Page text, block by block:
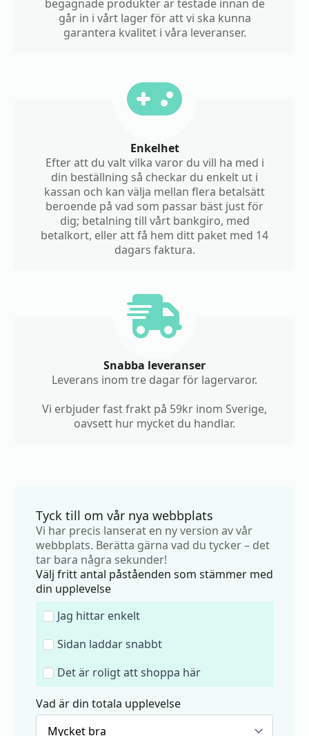
begagnade produkter är testade innan de
går in i vårt lager för att vi ska kunna
garantera kvalitet i våra leveranser.
Enkelhet
Efter att du valt vilka varor du vill ha med i
din beställning så checkar du enkelt ut i
kassan och kan välja mellan flera betalsätt
beroende på vad som passar bäst just för
dig; betalning till vårt bankgiro, med
betalkort, eller att få hem ditt paket med 14
dagars faktura.
Snabba leveranser
Leverans inom tre dagar för lagervaror.
Vi erbjuder fast frakt på 59kr inom Sverige,
oavsett hur mycket du handlar.
Tyck till om vår nya webbplats
Vi har precis lanserat en ny version av vår
webbplats. Berätta gärna vad du tycker – det
tar bara några sekunder!
Välj fritt antal påståenden som stämmer med
din upplevelse
Jag hittar enkelt
Sidan laddar snabbt
Det är roligt att shoppa här
Vad är din totala upplevelse